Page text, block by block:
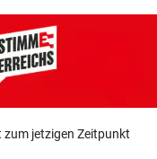
zum jetzigen Zeitpunkt